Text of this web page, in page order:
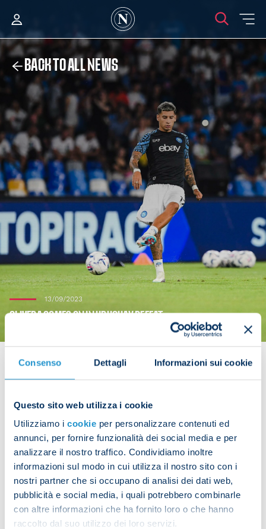
Consenso Dettagli Informazioni sui cookie
Questo sito web utilizza i cookie
Utilizziamo i cookie per personalizzare contenuti ed
annunci, per fornire funzionalità dei social media e per
analizzare il nostro traffico. Condividiamo inoltre
informazioni sul modo in cui utilizza il nostro sito con i
nostri partner che si occupano di analisi dei dati web,
pubblicità e social media, i quali potrebbero combinarle
con altre informazioni che ha fornito loro o che hanno
raccolto dal suo utilizzo dei loro servizi.
BACK TO ALL NEWS
13/09/2023
OLIVERA COMES ON IN URUGUAY DEFEAT
Mathias Olivera came on in the 60th minute of
Cup qualifier on Tuesday.
Share the article with your friends and support the
team